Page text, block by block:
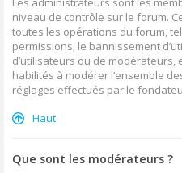
niveau de contrôle sur le forum.
toutes les opérations du forum,
permissions, le bannissement
d’utilisateurs ou de modérateurs,
habilités à modérer l’ensemble
réglages effectués par le
Haut
Que sont les modérateurs ?